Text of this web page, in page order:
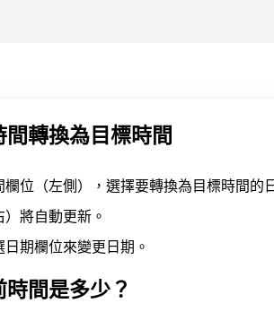
轉換為目標時間
位（左側），選擇要轉換為目標時間的
將自動更新。
期欄位來變更日期。
間是多少？